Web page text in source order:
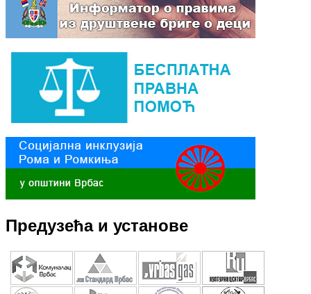
Предузећа и установе